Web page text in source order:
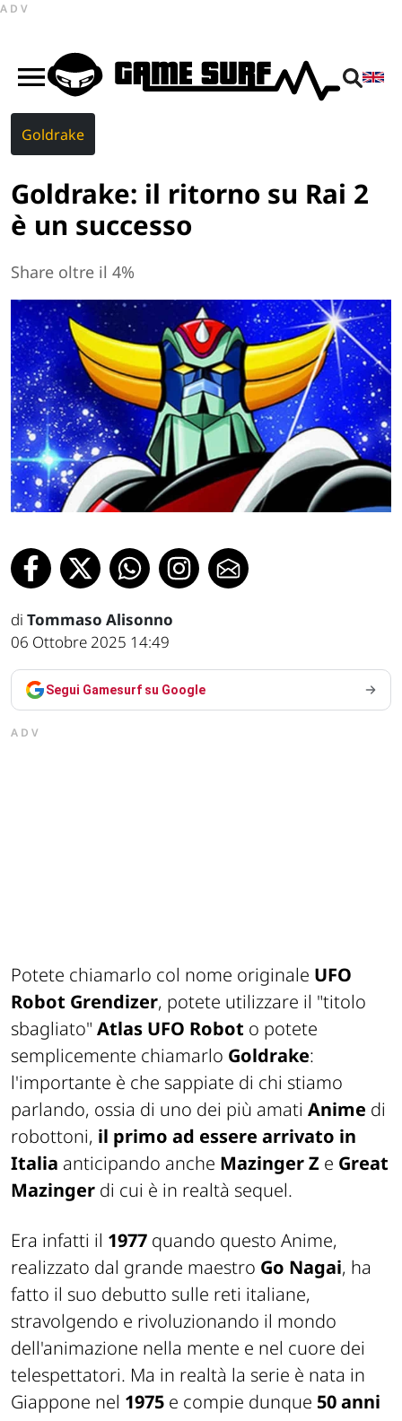
ADV
Goldrake
Goldrake: il ritorno su Rai 2
è un successo
Share oltre il 4%
di Tommaso Alisonno
06 Ottobre 2025 14:49
Segui Gamesurf su Google
ADV
Potete chiamarlo col nome originale UFO
Robot Grendizer, potete utilizzare il "titolo
sbagliato" Atlas UFO Robot o potete
semplicemente chiamarlo Goldrake:
l'importante è che sappiate di chi stiamo
parlando, ossia di uno dei più amati Anime di
robottoni, il primo ad essere arrivato in
Italia anticipando anche Mazinger Z e Great
Mazinger di cui è in realtà sequel.
Era infatti il 1977 quando questo Anime,
realizzato dal grande maestro Go Nagai, ha
fatto il suo debutto sulle reti italiane,
stravolgendo e rivoluzionando il mondo
dell'animazione nella mente e nel cuore dei
telespettatori. Ma in realtà la serie è nata in
Giappone nel 1975 e compie dunque 50 anni